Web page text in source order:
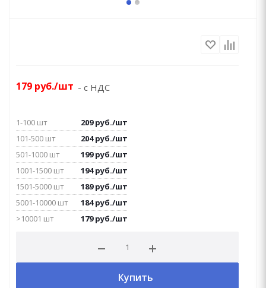
179 руб./шт - с НДС
1-100 шт 209руб./шт
101-500 шт
204руб./шт
501-1000 шт
199руб./шт
1001-1500 шт
194руб./шт
1501-5000 шт
189руб./шт
5001-10000 шт
184руб./шт
>10001 шт
179руб./шт
Купить